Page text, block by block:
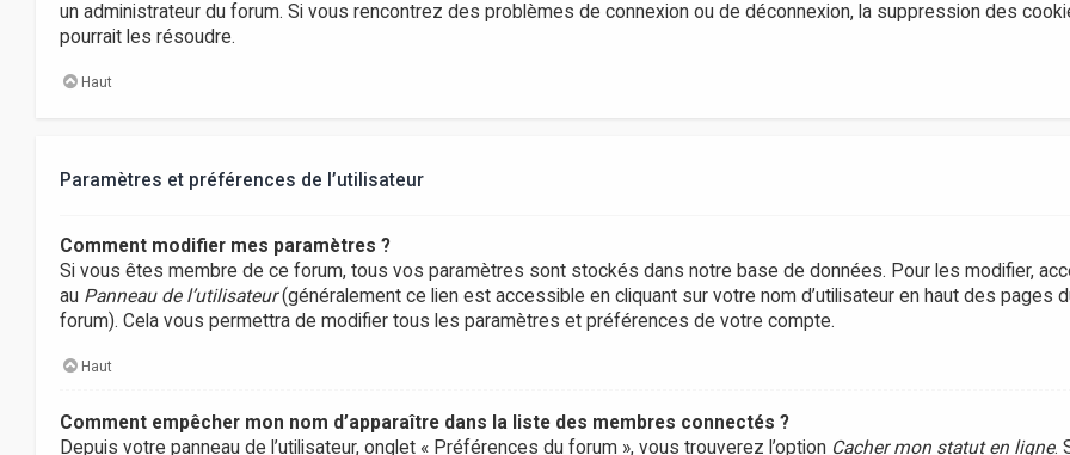
un administrateur du forum. Si vous rencontrez des problèmes de connexion ou de déconnexion, la suppression des
pourrait les résoudre.
Haut
Paramètres et préférences de l’utilisateur
Comment modifier mes paramètres ?
Si vous êtes membre de ce forum, tous vos paramètres sont stockés dans notre base de données. Pour les modifier,
au Panneau de l’utilisateur(généralement ce lien est accessible en cliquant sur votre nom d’utilisateur en haut des pages
forum). Cela vous permettra de modifier tous les paramètres et préférences de votre compte.
Haut
Comment empêcher mon nom d’apparaître dans la liste des membres connectés ?
Depuis votre panneau de l’utilisateur, onglet « Préférences du forum », vous trouverez l’option Cacher mon statut en ligne.